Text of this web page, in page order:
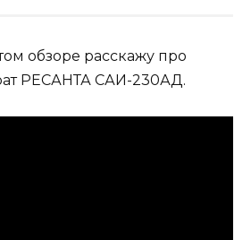
обзоре расскажу про
РЕСАНТА САИ-230АД.